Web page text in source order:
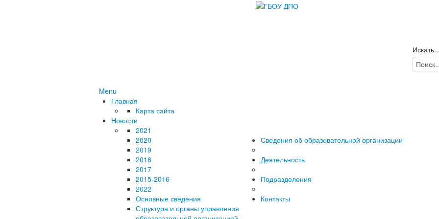
Menu
Главная
Карта сайта
Новости
2021
2020
2019
2018
2017
2015-2016
2022
Сведения об образовательной организации
Основные сведения
Структура и органы управления
Деятельность
Подразделения
Контакты